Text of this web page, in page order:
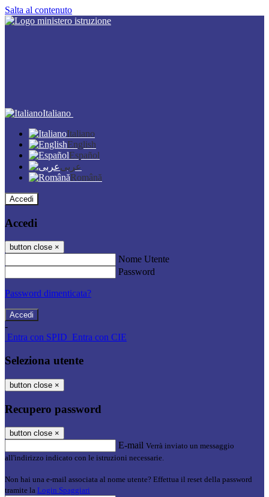
Salta al contenuto
Italiano
Italiano
English
Español
عربى
Română
Accedi
Accedi
button close ×
Nome Utente
Password
Password dimenticata?
-
Entra con SPID Entra con CIE
Seleziona utente
button close ×
Recupero password
button close ×
E-mail Verrà inviato un messaggio
all'indirizzo indicato con le istruzioni necessarie.
Non hai una e-mail associata al nome utente? Effettua il reset della password
tramite la Login Spaggiari